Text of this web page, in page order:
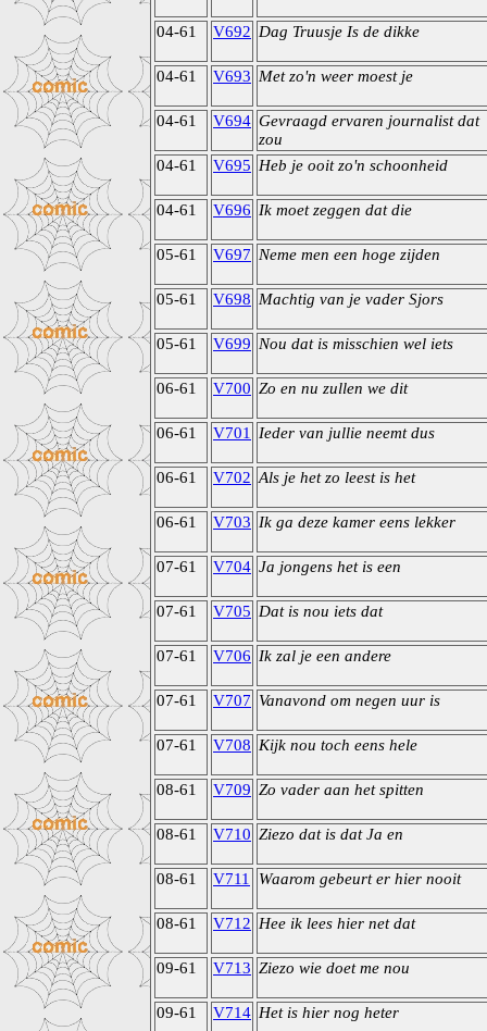
04-61 V692 Dag Truusje Is de dikke
04-61 V693 Met zo'n weer moest je
04-61 V694 Gevraagd ervaren journalist dat
zou
04-61
V695 Heb je ooit zo'n schoonheid
04-61 V696 Ik moet zeggen dat die
05-61 V697 Neme men een hoge zijden
05-61 V698 Machtig van je vader Sjors
05-61 V699 Nou dat is misschien wel iets
06-61 V700 Zo en nu zullen we dit
06-61 V701 Ieder van jullie neemt dus
06-61 V702 Als je het zo leest is het
06-61 V703 Ik ga deze kamer eens lekker
07-61 V704 Ja jongens het is een
07-61 V705 Dat is nou iets dat
07-61 V706 Ik zal je een andere
07-61 V707 Vanavond om negen uur is
07-61 V708 Kijk nou toch eens hele
08-61 V709 Zo vader aan het spitten
08-61 V710 Ziezo dat is dat Ja en
08-61 V711 Waarom gebeurt er hier nooit
08-61 V712 Hee ik lees hier net dat
09-61 V713 Ziezo wie doet me nou
09-61 V714 Het is hier nog heter